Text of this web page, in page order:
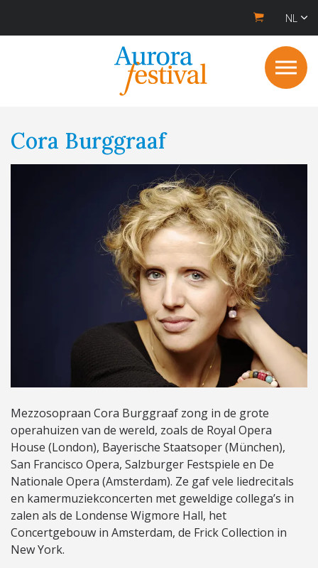
NL
Cora Burggraaf
Mezzosopraan Cora Burggraaf zong in de grote
operahuizen van de wereld, zoals de Royal Opera
House (London), Bayerische Staatsoper (München),
San Francisco Opera, Salzburger Festspiele en De
Nationale Opera (Amsterdam). Ze gaf vele liedrecitals
en kamermuziekconcerten met geweldige collega’s in
zalen als de Londense Wigmore Hall, het
Concertgebouw in Amsterdam, de Frick Collection in
New York.